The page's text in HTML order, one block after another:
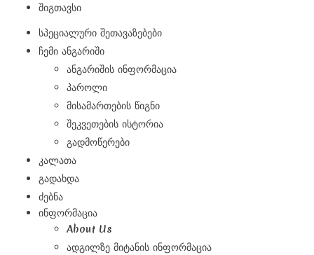
Შიგთავსი
Სპეციალური Შეთავაზებები
Ჩემი Ანგარიში
Ანგარიშის Ინფორმაცია
Პაროლი
Მისამართების Წიგნი
Შეკვეთების Ისტორია
Გადმოწერები
Კალათა
Გადახდა
Ძებნა
ინფორმაცია
About Us
Ადგილზე Მიტანის Ინფორმაცია